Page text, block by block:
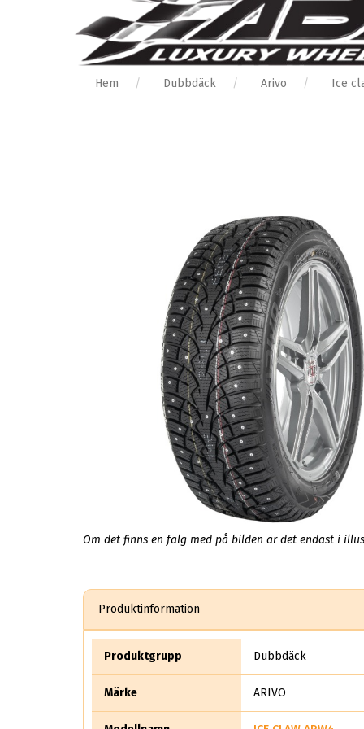
Hem Dubbdäck Arivo Ice
Om det finns en fälg med på bilden är det endast i
Produktinformation
Produktgrupp Dubbdäck
Märke ARIVO